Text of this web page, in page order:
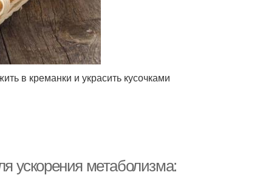
в креманки и украсить кусочками
ускорения метаболизма: